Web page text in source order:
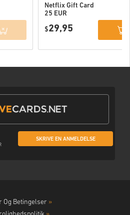
Netflix Gift Card
25 EUR
$29,95
SKRIVE EN ANMELDELSE
Og Betingelser »